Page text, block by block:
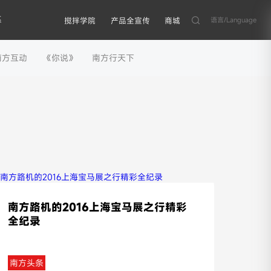
搅拌学院 产品全宣传 商城 语言/Language
互动 《你说》 南方行天下
南方路机的2016上海宝马展之行精彩
全纪录
南方头条